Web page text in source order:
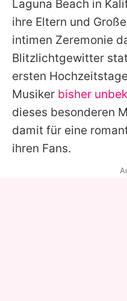
Utiq
Laguna Beach in
ihre Eltern und
intimen Zeremonie
Blitzlichtgewitter
ersten
Musiker bisher
dieses besonderen
damit für eine
ihren Fans.